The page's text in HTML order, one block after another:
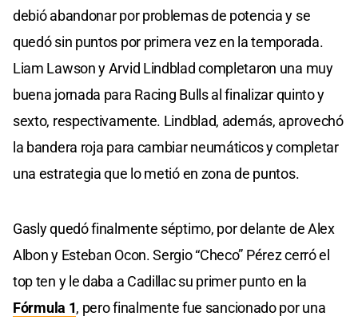
debió abandonar por problemas de potencia y se
quedó sin puntos por primera vez en la temporada.
Liam Lawson y Arvid Lindblad completaron una muy
buena jornada para Racing Bulls al finalizar quinto y
sexto, respectivamente. Lindblad, además, aprovechó
la bandera roja para cambiar neumáticos y completar
una estrategia que lo metió en zona de puntos.
Gasly quedó finalmente séptimo, por delante de Alex
Albon y Esteban Ocon. Sergio “Checo” Pérez cerró el
top ten y le daba a Cadillac su primer punto en la
Fórmula 1, pero finalmente fue sancionado por una